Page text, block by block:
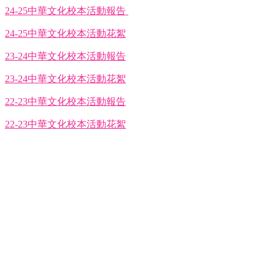
24-25中華文化校本活動報告
24-25中華文化校本活動花絮
23-24中華文化校本活動報告
23-24中華文化校本活動花絮
22-23中華文化校本活動報告
22-23中華文化校本活動花絮